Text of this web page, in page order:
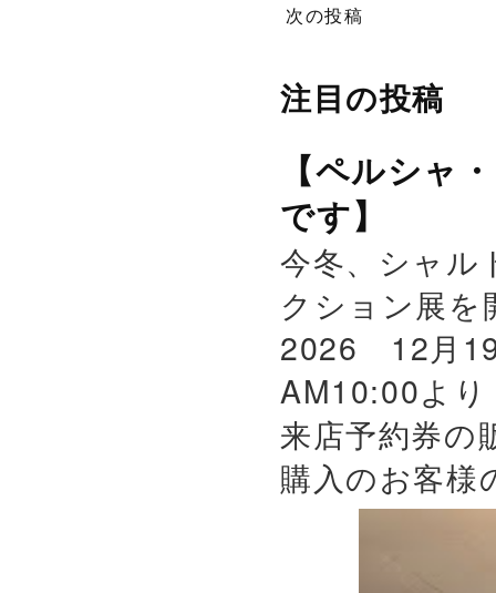
次の投稿
注目の投稿
【ペルシャ
です】
今冬、シャル
クション展
2026 12月19
AM10:00よ
来店予約券の
購入のお客様